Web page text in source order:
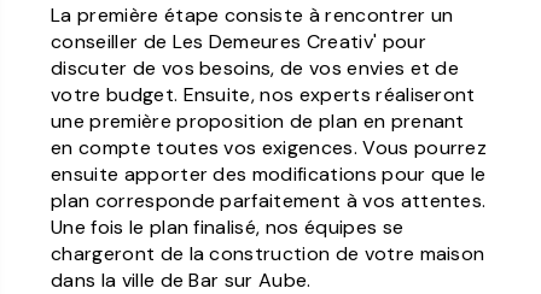
La première étape consiste à rencontrer un
conseiller de Les Demeures Creativ' pour
discuter de vos besoins, de vos envies et de
votre budget. Ensuite, nos experts réaliseront
une première proposition de plan en prenant
en compte toutes vos exigences. Vous pourrez
ensuite apporter des modifications pour que le
plan corresponde parfaitement à vos attentes.
Une fois le plan finalisé, nos équipes se
chargeront de la construction de votre maison
dans la ville de Bar sur Aube.